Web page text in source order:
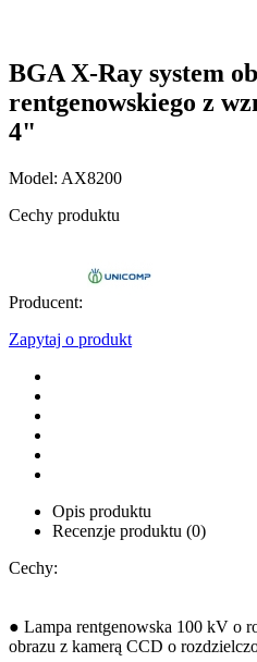
BGA X-Ray system
rentgenowskiego z
4"
Model: AX8200
Cechy produktu
Producent:
Zapytaj o produkt
Opis produktu
Recenzje produktu (0)
Cechy:
● Lampa rentgenowska 100 kV o
obrazu z kamerą CCD o